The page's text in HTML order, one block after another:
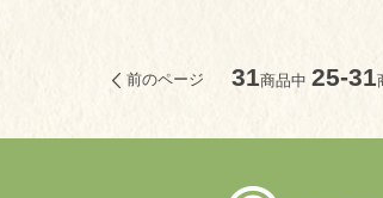
前のページ 31商品中 25-31